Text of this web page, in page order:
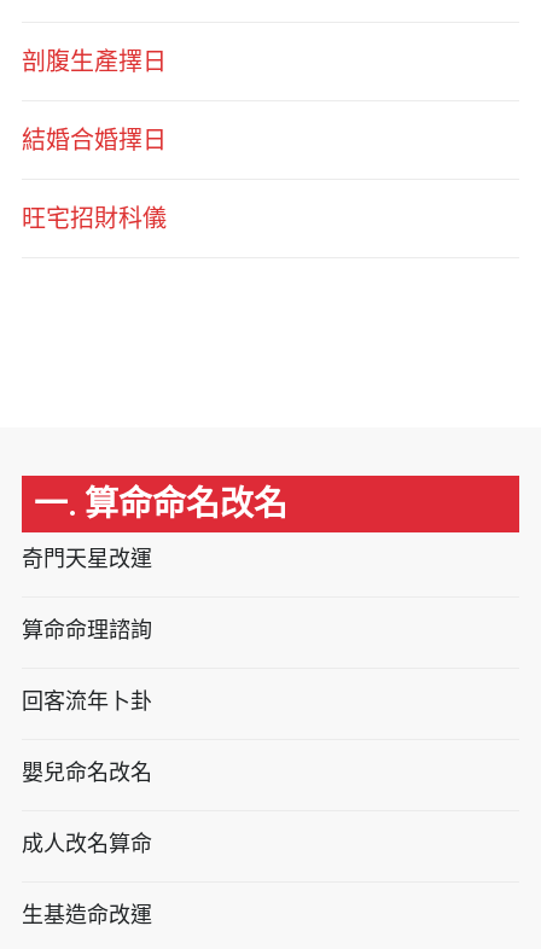
剖腹生產擇日
結婚合婚擇日
旺宅招財科儀
一. 算命命名改名
奇門天星改運
算命命理諮詢
回客流年卜卦
嬰兒命名改名
成人改名算命
生基造命改運